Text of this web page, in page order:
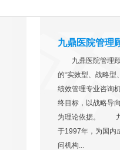
九鼎医院管理
九鼎医院管理顾
的“实效型、战略型
绩效管理专业咨询
终目标，以战略导
为理论依据。 九
于1997年，为国内
问机构...